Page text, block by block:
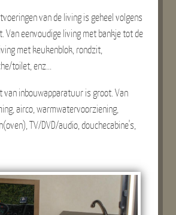
van de living is geheel volgens
Van eenvoudige living met bankje tot de
met keukenblok, rondzit,
toilet, enz...
van inbouwapparatuur is groot. Van
airco, warmwatervoorziening,
TV/DVD/audio, douchecabine's,